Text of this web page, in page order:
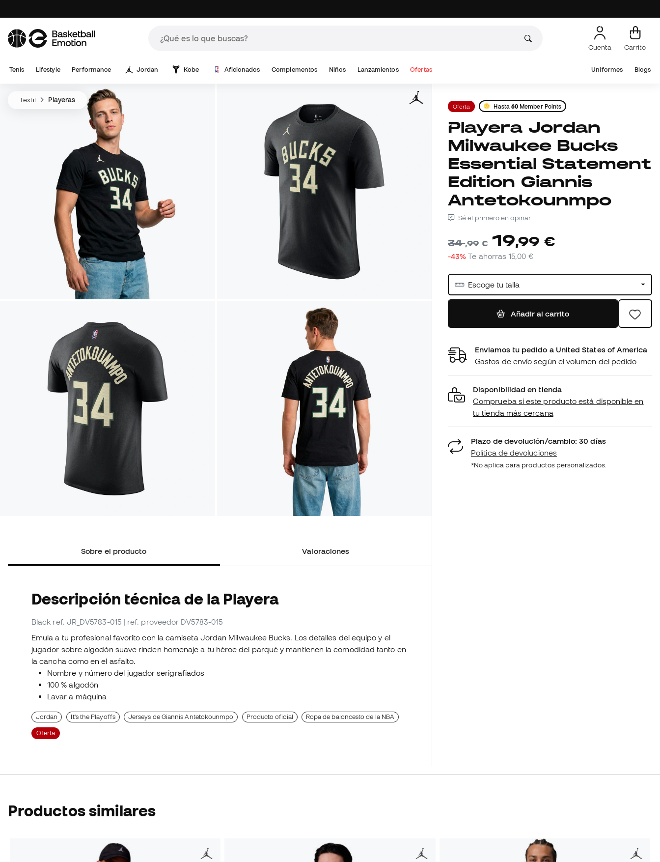
Cuenta Carrito
Tenis Lifestyle Performance Jordan Kobe Aficionados Complementos Niños Lanzamientos Ofertas Uniformes Blogs
Textil Playeras
Sobre el producto Valoraciones
Descripción técnica de la Playera
Black ref. JR_DV5783-015 | ref. proveedor DV5783-015
Emula a tu profesional favorito con la camiseta Jordan Milwaukee Bucks. Los detalles del equipo y el
jugador sobre algodón suave rinden homenaje a tu héroe del parqué y mantienen la comodidad tanto en
la cancha como en el asfalto.
Nombre y número del jugador serigrafiados
100 % algodón
Lavar a máquina
Jordan It's the Playoffs Jerseys de Giannis Antetokounmpo Producto oficial Ropa de baloncesto de la NBA
Oferta
Oferta Hasta 60 Member Points
Playera Jordan
Milwaukee Bucks
Essential Statement
Edition Giannis
Antetokounmpo
Sé el primero en opinar
34,99 € 19,99 €
-43% Te ahorras15,00 €
Escoge tu talla
Añadir al carrito
Enviamos tu pedido a United States of America
Gastos de envío según el volumen del pedido
Disponibilidad en tienda
Comprueba si este producto está disponible en
tu tienda más cercana
Plazo de devolución/cambio: 30 días
Política de devoluciones
*No aplica para productos personalizados.
Productos similares